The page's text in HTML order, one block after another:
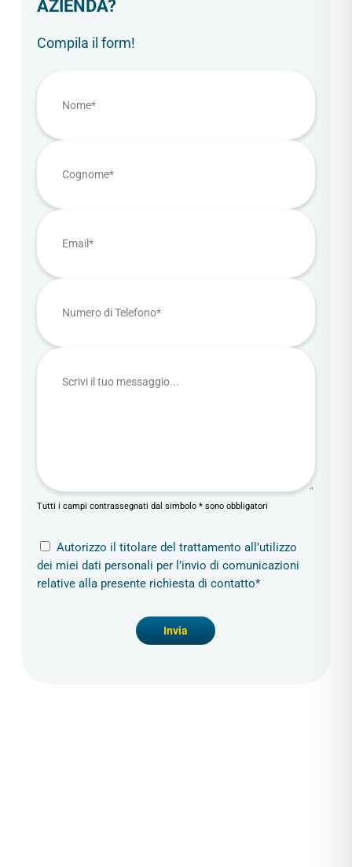
AZIENDA?
Compila il form!
Tutti i campi contrassegnati dal simbolo * sono obbligatori
Autorizzo il titolare del trattamento all’utilizzo
dei miei dati personali per l’invio di comunicazioni
relative alla presente richiesta di contatto*